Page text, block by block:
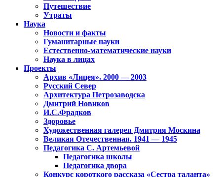
Путешествие
Утраты
Наука
Новости и факты
Гуманитарные науки
Естественно-математические науки
Наука в лицах
Проекты
Архив «Лицея». 2000 — 2003
Русский Север
Архитектура Петрозаводска
Дмитрий Новиков
И.С.Фрадков
Здоровье
Художественная галерея Дмитрия Москина
Великая Отечественная. 1941 — 1945
Педагогика С. Артемьевой
Педагогика школы
Педагогика двора
Конкурс короткого рассказа «Сестра таланта»